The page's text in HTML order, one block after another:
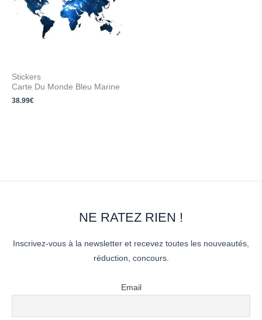
Stickers
Carte Du Monde Bleu Marine
38.99€
NE RATEZ RIEN !
Inscrivez-vous à la newsletter et recevez toutes les nouveautés,
réduction, concours.
Email